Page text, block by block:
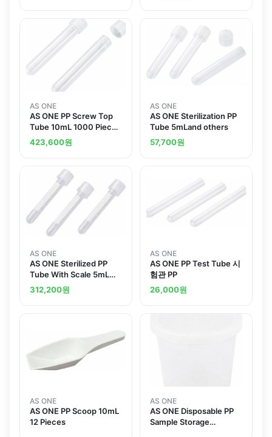
AS ONE
AS ONE PP Screw Top
Tube 10mL 1000 Pieces
PST10
423,600원
AS ONE
AS ONE Sterilization PP
Tube 5mLand others
57,700원
AS ONE
AS ONE Sterilized PP
Tube With Scale 5mL
500 Piecesand others
312,200원
AS ONE
AS ONE PP Test Tube 시
험관 PP
26,000원
AS ONE
AS ONE PP Scoop 10mL
12 Pieces
AS ONE
AS ONE Disposable PP
Sample Storage